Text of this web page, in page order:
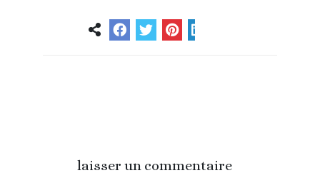
laisser un commentaire